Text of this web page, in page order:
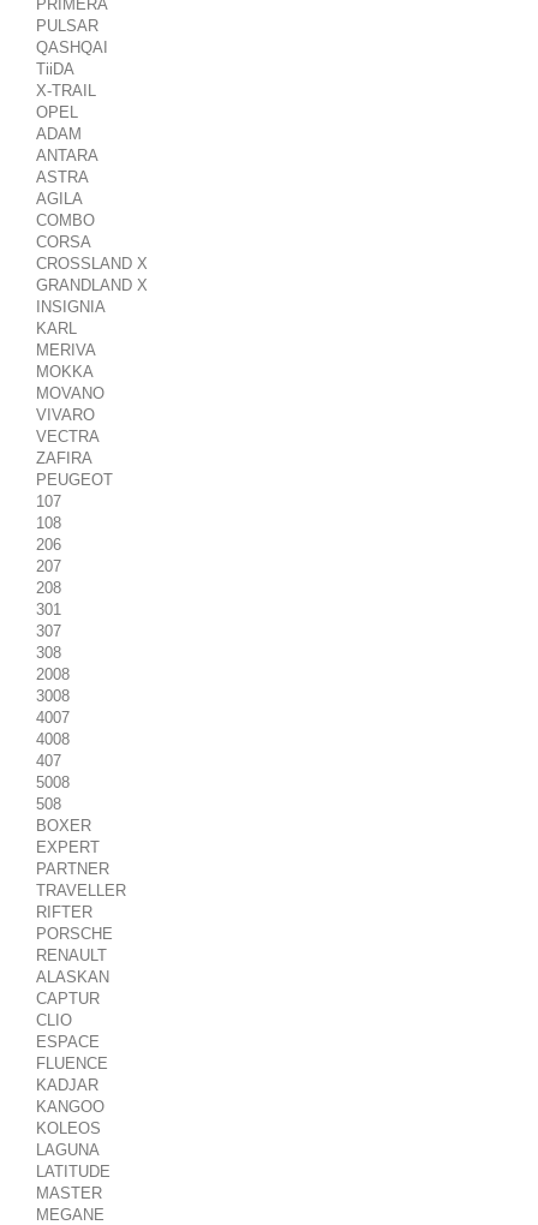
PRIMERA
PULSAR
QASHQAI
TiiDA
X-TRAIL
OPEL
ADAM
ANTARA
ASTRA
AGILA
COMBO
CORSA
CROSSLAND X
GRANDLAND X
INSIGNIA
KARL
MERIVA
MOKKA
MOVANO
VIVARO
VECTRA
ZAFIRA
PEUGEOT
107
108
206
207
208
301
307
308
2008
3008
4007
4008
407
5008
508
BOXER
EXPERT
PARTNER
TRAVELLER
RIFTER
PORSCHE
RENAULT
ALASKAN
CAPTUR
CLIO
ESPACE
FLUENCE
KADJAR
KANGOO
KOLEOS
LAGUNA
LATITUDE
MASTER
MEGANE